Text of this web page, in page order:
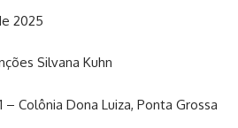
2025
Silvana Kuhn
– Colônia Dona Luiza, Ponta Grossa